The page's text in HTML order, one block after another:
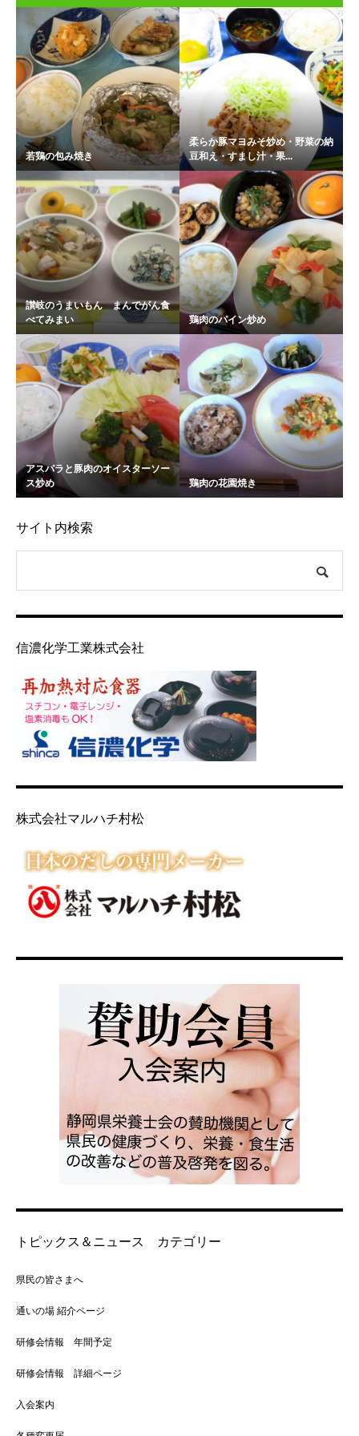
若鶏の包み焼き
柔らか豚マヨみそ炒め・野菜の納
豆和え・すまし汁・果...
讃岐のうまいもん まんでがん食
べてみまい
鶏肉のパイン炒め
アスパラと豚肉のオイスターソー
ス炒め
鶏肉の花園焼き
サイト内検索
信濃化学工業株式会社
株式会社マルハチ村松
トピックス＆ニュース カテゴリー
県民の皆さまへ
通いの場 紹介ページ
研修会情報 年間予定
研修会情報 詳細ページ
入会案内